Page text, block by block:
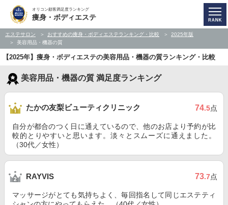
オリコン顧客満足度ランキング
痩身・ボディエステ
エステサロン おすすめの痩身・ボディエステランキング・比較
2025年版
美容用品・機器の質
【2025年】痩身・ボディエステの美容用品・機器の質ランキング・比較
美容用品・機器の質 満足度ランキング
たかの友梨ビューティクリニック 74.5点
自分が都合のつく日に通えているので、他のお店より予約が比
較的とりやすいと思います。淡々とスムーズに通えました。
（30代／女性）
RAYVIS 73.7点
マッサージがとても気持ちよく、毎回指名して同じエステティ